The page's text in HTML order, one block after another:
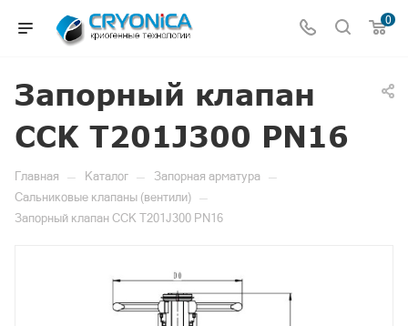
0
Запорный клапан
CCK T201J300 PN16
Главная — Каталог — Запорная арматура —
Сальниковые клапаны (вентили) —
Запорный клапан CCK T201J300 PN16